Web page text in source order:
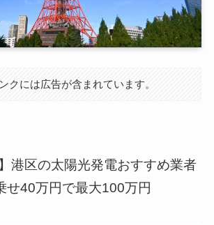
クには広告が含まれています。
港区の太陽光発電おすすめ業者
せ40万円で最大100万円